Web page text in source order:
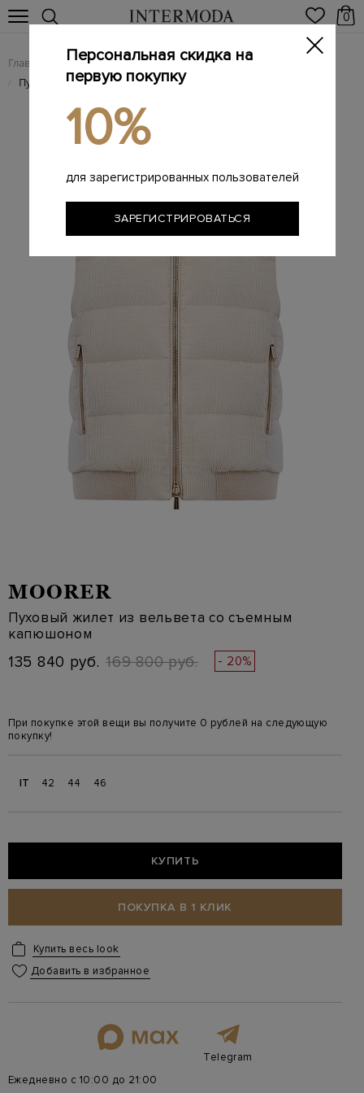
0
Главная Женщинам / Женская одежда / Женские жилеты
/ Пуховый жилет из вельвета со съемным капюшоном
MOORER
Пуховый жилет из вельвета со съемным
капюшоном
135 840 руб. 169 800 руб. - 20%
При покупке этой вещи вы получите 0 рублей на следующую
покупку!
IT 42 44 46
КУПИТЬ
ПОКУПКА В 1 КЛИК
Купить весь look
Добавить в избранное
Telegram
Ежедневно с 10:00 до 21:00
Персональная скидка на
первую покупку
10%
для зарегистрированных пользователей
ЗАРЕГИСТРИРОВАТЬСЯ